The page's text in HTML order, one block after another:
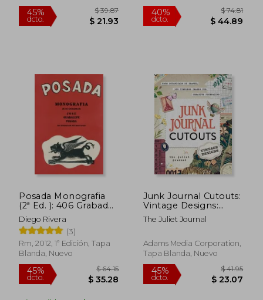
dcto. $ 38.40 dcto. $
45% $ 39.87
Nuevo
40%
Posada Monografia
(2ª Ed. ): 406 Grabados
de Jose Guadalupe
Posada
Diego Rivera
(3)
Rm, 2012, 1ª Edición, Tapa
Blanda, Nuevo
Junk Journal Cutouts:
Vintage Designs:
From Botanicals to
Travel, 350+ Timeless
Journaling (en Inglés)
The Juliet Journal
Adams Media Corporation,
Tapa Blanda, Nuevo